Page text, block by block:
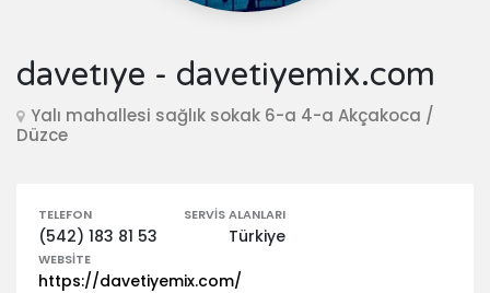
davetıye - davetiyemix.com
Yalı mahallesi sağlık sokak 6-a 4-a Akçakoca /
Düzce
TELEFON
(542) 183 81 53
SERVIS ALANLARI
Türkiye
WEBSITE
https://davetiyemix.com/